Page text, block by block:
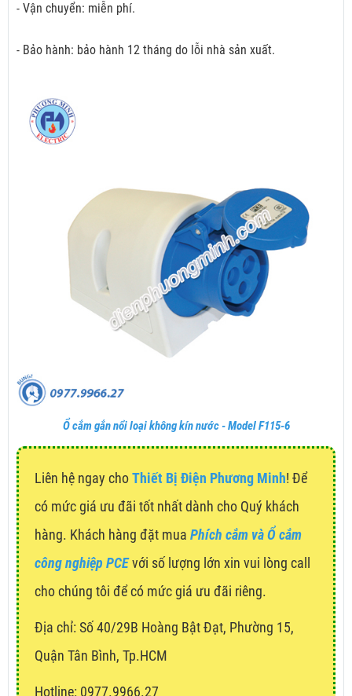
- Vận chuyển: miễn phí.
- Bảo hành: bảo hành 12 tháng do lỗi nhà sản xuất.
Ổ cắm gắn nổi loại không kín nước - Model F115-6
Liên hệ ngay choThiết Bị Điện Phương Minh! Để
có mức giá ưu đãi tốt nhất dành cho Quý khách
hàng. Khách hàng đặt mua Phích cắm và Ổ cắm
công nghiệp PCEvới số lượng lớn xin vui lòng call
cho chúng tôi để có mức giá ưu đãi riêng.
Địa chỉ: Số 40/29B Hoàng Bật Đạt, Phường 15,
Quận Tân Bình, Tp.HCM
Hotline: 0977.9966.27